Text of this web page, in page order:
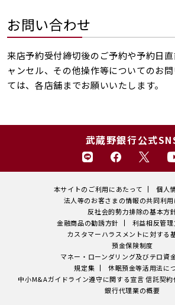
お問い合わせ
来店予約受付締切後のご予約や予約日
ャンセル、その他操作等についてのお
ては、各店舗までお願いいたします。
武蔵野銀行公式
本サイトのご利用にあたって
個人
法人等のお客さまの情報の共同利
反社会的勢力排除の基本方
金融商品の勧誘方針
利益相反管
カスタマーハラスメントに対する
預金保険制度
マネー・ローンダリング及びテロ資
規定集
休眠預金等活用法に
中小M&Aガイドライン遵守に関する宣言 信託契
銀行代理業の概要